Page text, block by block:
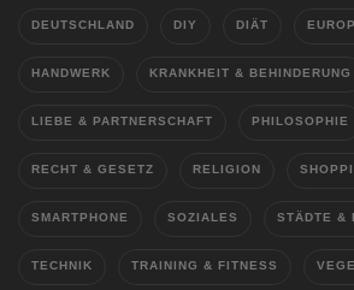
DEUTSCHLAND DIY DIÄT
HANDWERK KRANKHEIT & BEHINDERUNG
LIEBE & PARTNERSCHAFT PHILOSOPHIE
RECHT & GESETZ RELIGION
SMARTPHONE SOZIALES STÄDTE &
TECHNIK TRAINING & FITNESS